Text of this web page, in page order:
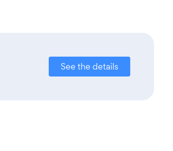
See the details